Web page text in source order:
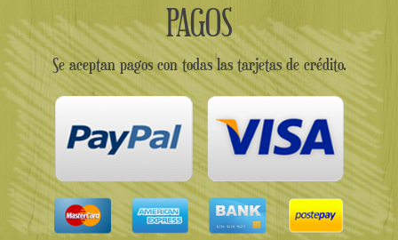
PAGOS
Se aceptan pagos con todas las tarjetas de crédito.